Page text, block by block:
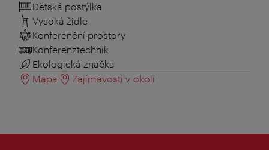
Dětská postýlka
Vysoká židle
Konferenční prostory
Konferenztechnik
Ekologická značka
Mapa
Zajímavosti v okolí